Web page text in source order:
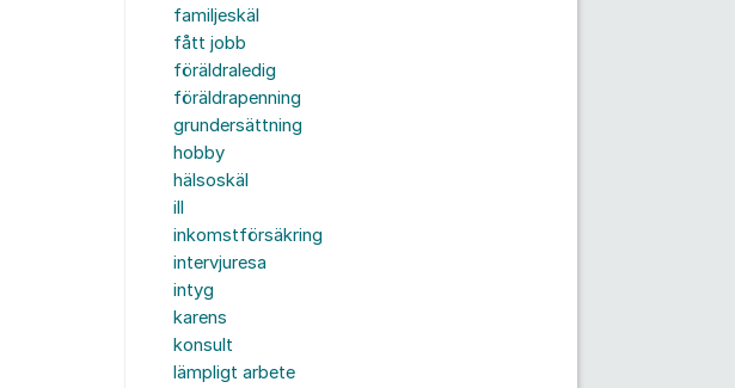
familjeskäl
fått jobb
föräldraledig
föräldrapenning
grundersättning
hobby
hälsoskäl
ill
inkomstförsäkring
intervjuresa
intyg
karens
konsult
lämpligt arbete